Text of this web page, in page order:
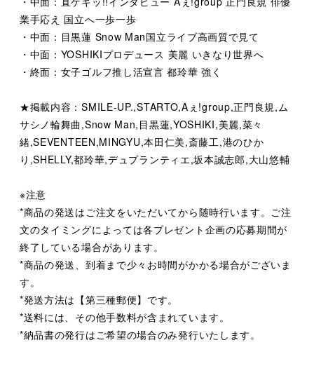
業手応え 国立へ一歩一歩
・中面：目黒蓮 Snow Man国立ライブ高画質で見て
・中面：YOSHIKIプロデュース 美麗 いきなり世界へ
・終面：女子ゴルフ推し活宣言 都玲華 強く
★掲載内容：SMILE-UP.,STARTO,Aぇ!group,正門良規,ム
サシノ輪舞曲,Snow Man,目黒蓮,YOSHIKI,美麗,菜々
緒,SEVENTEEN,MINGYU,本田仁美,斎藤工,港のひか
り,SHELLY,都玲華,デュプランティエ,坂本誠志郎,大山悠輔
※注意
*商品の発送はご注文をいただいてから随時行います。ご注
文のタイミングによっては各プレゼント企画の応募期間が
終了している場合があります。
*商品の発送、到着まで少々お時間がかかる場合がございま
す。
*発送方法は【第三種郵便】です。
*送料には、その他手数料が含まれています。
*納品書の発行はご希望の場合のみ発行いたします。